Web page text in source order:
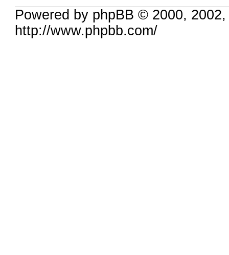
Powered by phpBB © 2000,
http://www.phpbb.com/